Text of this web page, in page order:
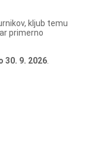
kljub temu
primerno
30. 9. 2026.